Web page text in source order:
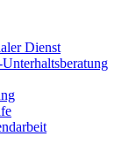
Dienst